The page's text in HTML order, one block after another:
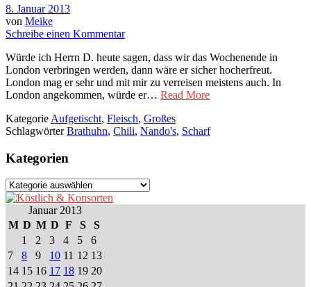
8. Januar 2013
von Meike
Schreibe einen Kommentar
Würde ich Herrn D. heute sagen, dass wir das Wochenende in
London verbringen werden, dann wäre er sicher hocherfreut.
London mag er sehr und mit mir zu verreisen meistens auch. In
London angekommen, würde er… Read More
Kategorie Aufgetischt, Fleisch, Großes
SchlagwörterBrathuhn, Chili, Nando's, Scharf
Kategorien
Kategorien
Januar 2013
M D M D F S
S
1
2 3 4 5
6
7
8 9 10 11 12 13
14 15 16 17 18 19 20